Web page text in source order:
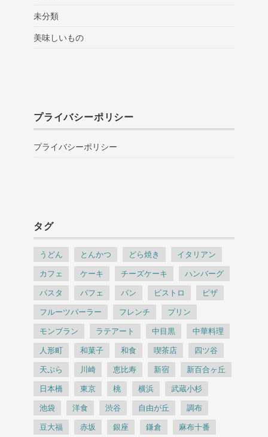
未分類
美味しいもの
プライバシーポリシー
プライバシーポリシー
タグ
うどん とんかつ どら焼き イタリアン
カフェ ケーキ チーズケーキ ハンバーグ
パスタ パフェ パン ビストロ ピザ
フルーツパーラー フレンチ プリン
モンブラン ラテアート 中目黒 中華料理
人形町 和菓子 和食 喫茶店 四ツ谷
天ぷら 川崎 恵比寿 新宿 新百合ヶ丘
日本橋 東京 桃 横浜 武蔵小杉
池袋 洋食 渋谷 自由が丘 調布
豆大福 赤坂 銀座 鎌倉 麻布十番